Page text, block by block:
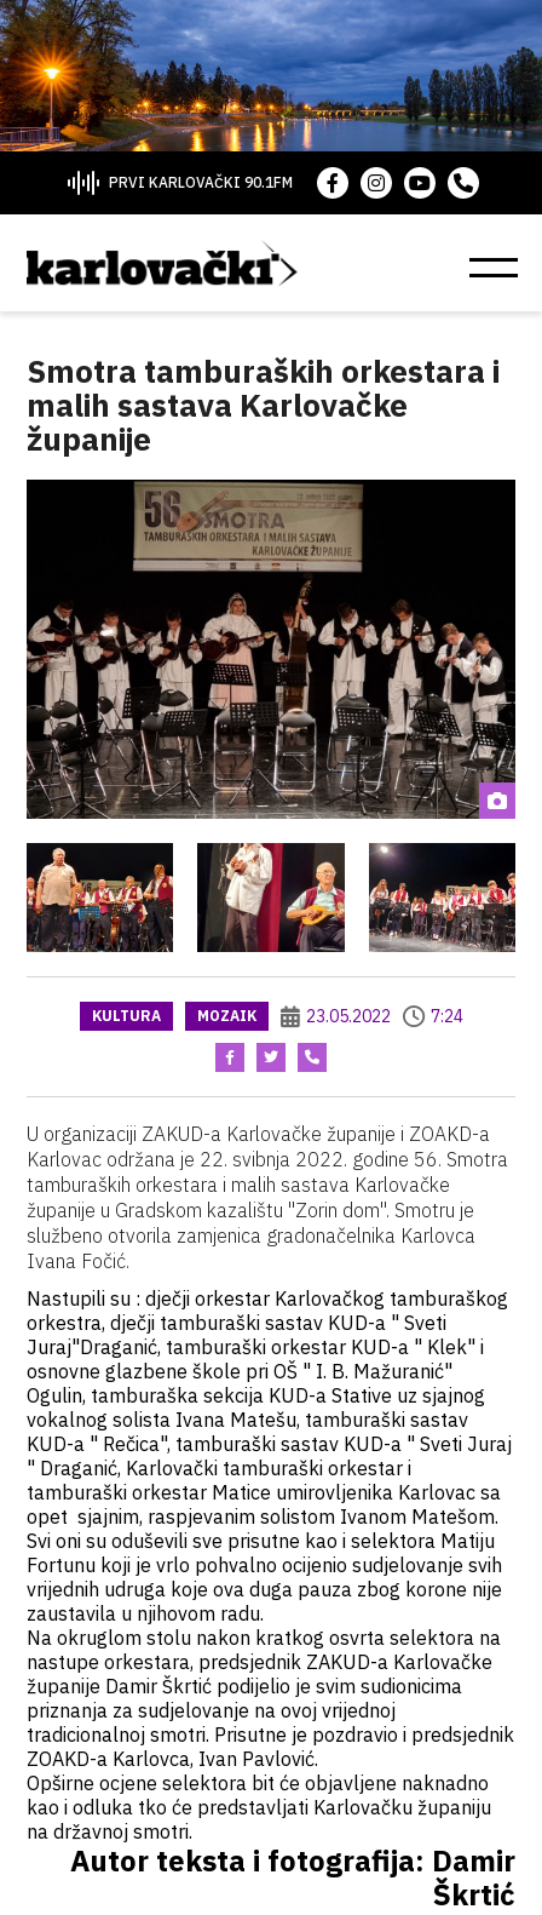
PRVI KARLOVAČKI 90.1FM
Smotra tamburaških orkestara i
malih sastava Karlovačke
županije
KULTURA MOZAIK 23.05.2022 7:24
U organizaciji ZAKUD-a Karlovačke županije i ZOAKD-a
Karlovac održana je 22. svibnja 2022. godine 56. Smotra
tamburaških orkestara i malih sastava Karlovačke
županije u Gradskom kazalištu "Zorin dom". Smotru je
službeno otvorila zamjenica gradonačelnika Karlovca
Ivana Fočić.
Nastupili su : dječji orkestar Karlovačkog tamburaškog
orkestra, dječji tamburaški sastav KUD-a " Sveti
Juraj"Draganić, tamburaški orkestar KUD-a " Klek" i
osnovne glazbene škole pri OŠ " I. B. Mažuranić"
Ogulin, tamburaška sekcija KUD-a Stative uz sjajnog
vokalnog solista Ivana Matešu, tamburaški sastav
KUD-a " Rečica", tamburaški sastav KUD-a " Sveti Juraj
" Draganić, Karlovački tamburaški orkestar i
tamburaški orkestar Matice umirovljenika Karlovac sa
opet sjajnim, raspjevanim solistom Ivanom Matešom.
Svi oni su oduševili sve prisutne kao i selektora Matiju
Fortunu koji je vrlo pohvalno ocijenio sudjelovanje svih
vrijednih udruga koje ova duga pauza zbog korone nije
zaustavila u njihovom radu.
Na okruglom stolu nakon kratkog osvrta selektora na
nastupe orkestara, predsjednik ZAKUD-a Karlovačke
županije Damir Škrtić podijelio je svim sudionicima
priznanja za sudjelovanje na ovoj vrijednoj
tradicionalnoj smotri. Prisutne je pozdravio i predsjednik
ZOAKD-a Karlovca, Ivan Pavlović.
Opširne ocjene selektora bit će objavljene naknadno
kao i odluka tko će predstavljati Karlovačku županiju
na državnoj smotri.
Autor teksta i fotografija: Damir
Škrtić